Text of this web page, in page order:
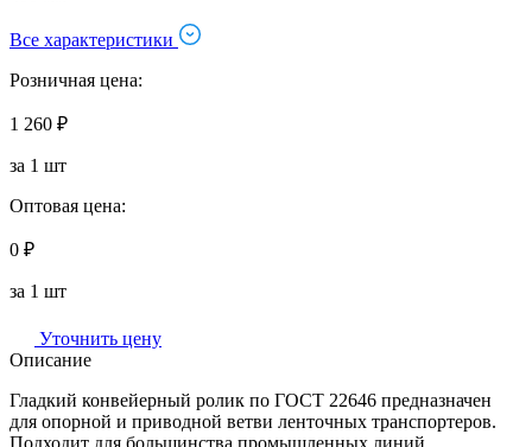
Все характеристики
Розничная цена:
1 260 ₽
за 1 шт
Оптовая цена:
0 ₽
за 1 шт
Уточнить цену
Описание
Гладкий конвейерный ролик по ГОСТ 22646 предназначен
для опорной и приводной ветви ленточных транспортеров.
Подходит для большинства промышленных линий